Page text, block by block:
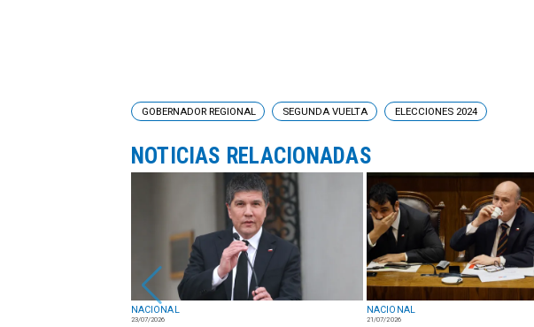
NACIONAL
23/07/2026
NACIONAL
21/07/2026
GOBERNADOR REGIONAL SEGUNDA VUELTA ELECCIONES 2024
NOTICIAS RELACIONADAS